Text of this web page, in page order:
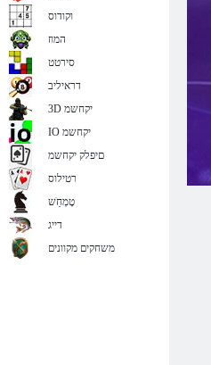
וקודוס
המוז
סירטט
דראיליב
3D יקחשמ
IO יקחשמ
םיפלק יקחשמ
רטילוס
טָמְחַׁש
דייג
משחקים מקוונים